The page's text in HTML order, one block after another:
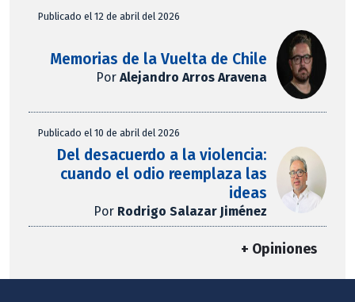
Publicado el 12 de abril del 2026
Memorias de la Vuelta de Chile
PorAlejandro Arros Aravena
Publicado el 10 de abril del 2026
Del desacuerdo a la violencia:
cuando el odio reemplaza las
ideas
Por Rodrigo Salazar Jiménez
+ Opiniones